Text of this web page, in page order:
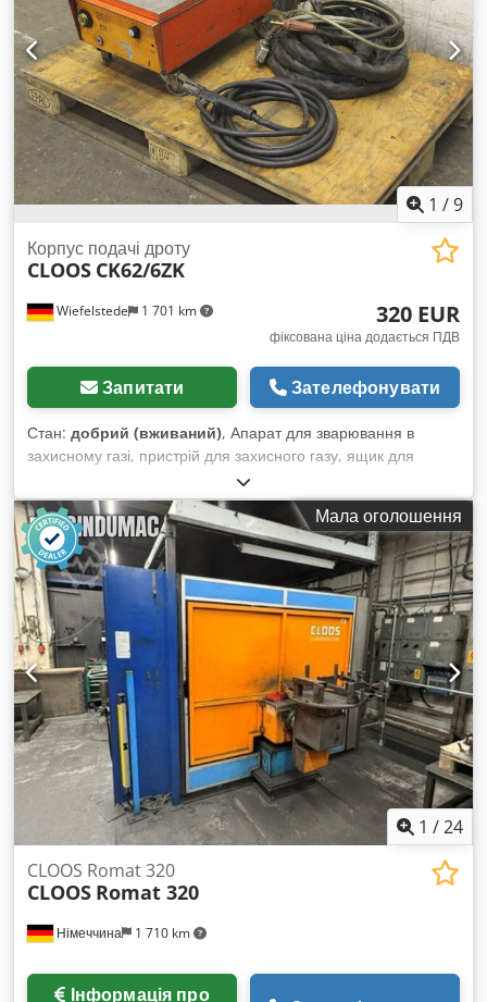
1 /9
Wiefelstede 1 701 km
Корпус подачі дроту
CLOOS CK62/6ZK
320 EUR
фіксована ціна додається ПДВ
Запитати Зателефонувати
Стан: добрий (вживаний), Апарат для зварювання в
захисному газі, пристрій для захисного газу, ящик для
подачі дроту - Ящик для подачі дроту - з: комплект шлангів
Djdpfx Ahsd Shm Deuokr - Розміри: 650/350/В300 мм -
Вага: 36 кг
Мала оголошення
1 /24
Німеччина 1 710 km
CLOOS Romat 320
CLOOS Romat 320